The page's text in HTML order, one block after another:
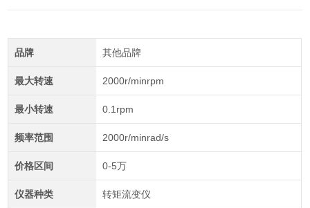
品牌 其他品牌
最大转速 2000r/minrpm
最小转速 0.1rpm
频率范围 2000r/minrad/s
价格区间 0-5万
仪器种类 转矩流变仪